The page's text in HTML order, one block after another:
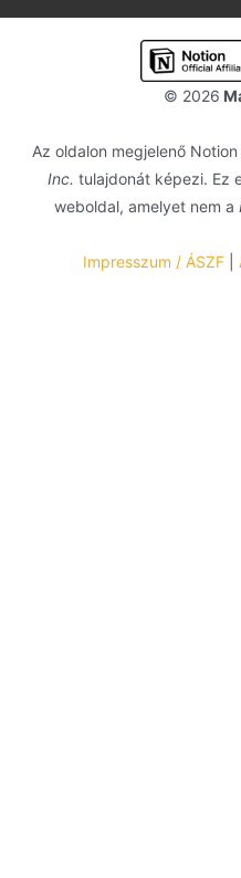
© 2026
Az oldalon megjelenő
Inc. tulajdonát képezi. Ez
weboldal, amelyet nem a
Impresszum / ÁSZF|